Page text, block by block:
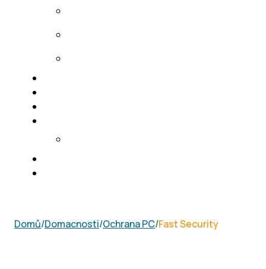
Domů/Domacnosti/Ochrana PC/Fast Security